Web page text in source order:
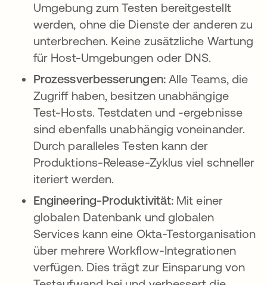
Umgebung zum Testen bereitgestellt
werden, ohne die Dienste der anderen zu
unterbrechen. Keine zusätzliche Wartung
für Host-Umgebungen oder DNS.
Prozessverbesserungen: Alle Teams, die
Zugriff haben, besitzen unabhängige
Test-Hosts. Testdaten und -ergebnisse
sind ebenfalls unabhängig voneinander.
Durch paralleles Testen kann der
Produktions-Release-Zyklus viel schneller
iteriert werden.
Engineering-Produktivität: Mit einer
globalen Datenbank und globalen
Services kann eine Okta-Testorganisation
über mehrere Workflow-Integrationen
verfügen. Dies trägt zur Einsparung von